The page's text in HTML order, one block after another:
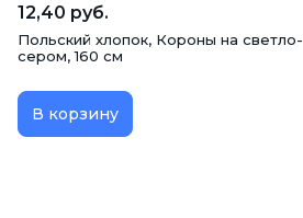
12,40 руб.
Польский хлопок, Короны на светло-
сером, 160 см
В корзину